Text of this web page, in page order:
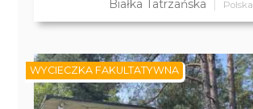
Białka Tatrzańska Polska
WYCIECZKA FAKULTATYWNA